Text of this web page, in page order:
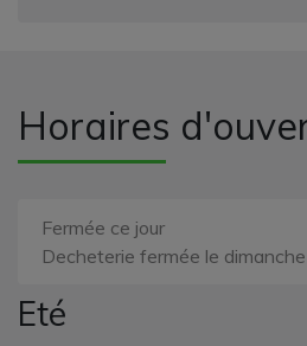
Horaires
Fermée ce jour
Decheterie fermée le dimanche
Eté